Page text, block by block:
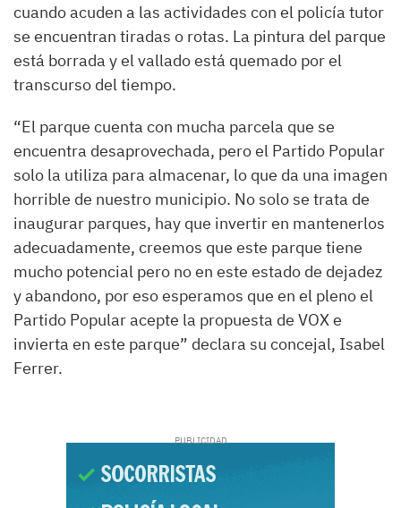
cuando acuden a las actividades con el policía tutor
se encuentran tiradas o rotas. La pintura del parque
está borrada y el vallado está quemado por el
transcurso del tiempo.
“El parque cuenta con mucha parcela que se
encuentra desaprovechada, pero el Partido Popular
solo la utiliza para almacenar, lo que da una imagen
horrible de nuestro municipio. No solo se trata de
inaugurar parques, hay que invertir en mantenerlos
adecuadamente, creemos que este parque tiene
mucho potencial pero no en este estado de dejadez
y abandono, por eso esperamos que en el pleno el
Partido Popular acepte la propuesta de VOX e
invierta en este parque” declara su concejal, Isabel
Ferrer.